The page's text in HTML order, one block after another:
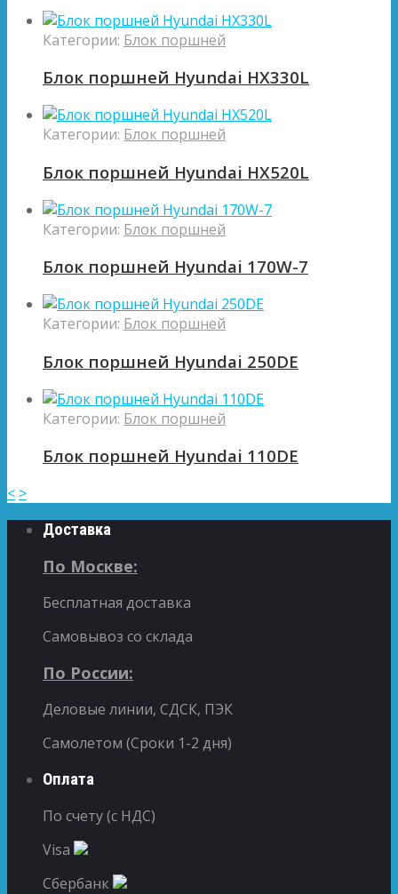
Категории: Блок поршней
Блок поршней Hyundai HX330L
Категории: Блок поршней
Блок поршней Hyundai HX520L
Категории: Блок поршней
Блок поршней Hyundai 170W-7
Категории: Блок поршней
Блок поршней Hyundai 250DE
Категории: Блок поршней
Блок поршней Hyundai 110DE
< >
Доставка
По Москве:
Бесплатная доставка
Самовывоз со склада
По России:
Деловые линии, СДСК, ПЭК
Самолетом (Сроки 1-2 дня)
Оплата
По счету (с НДС)
Visa
Сбербанк